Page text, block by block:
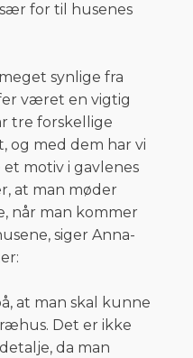
for til husenes
synlige fra
været en vigtig
tre forskellige
og med dem har vi
motiv i gavlenes
at man møder
når man kommer
siger Anna-
at man skal kunne
Det er ikke
da man